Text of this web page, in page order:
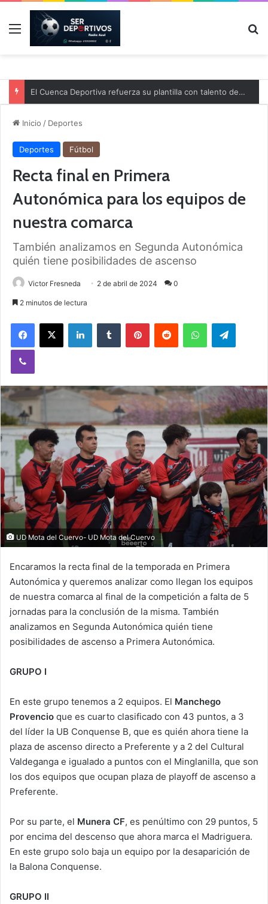
Menú
El Cuenca Deportiva refuerza su plantilla con talento de la comarca
Inicio / Deportes
Deportes Fútbol
Recta final en Primera
Autonómica para los equipos de
nuestra comarca
También analizamos en Segunda Autonómica
quién tiene posibilidades de ascenso
Victor Fresneda 2 de abril de 2024 0
2 minutos de lectura
UD Mota del Cuervo- UD Mota del Cuervo
Encaramos la recta final de la temporada en Primera
Autonómica y queremos analizar como llegan los equipos
de nuestra comarca al final de la competición a falta de 5
jornadas para la conclusión de la misma. También
analizamos en Segunda Autonómica quién tiene
posibilidades de ascenso a Primera Autonómica.
GRUPO I
En este grupo tenemos a 2 equipos. El Manchego
Provencio que es cuarto clasificado con 43 puntos, a 3
del líder la UB Conquense B, que es quién ahora tiene la
plaza de ascenso directo a Preferente y a 2 del Cultural
Valdeganga e igualado a puntos con el Minglanilla, que son
los dos equipos que ocupan plaza de playoff de ascenso a
Preferente.
Por su parte, el Munera CF, es penúltimo con 29 puntos, 5
por encima del descenso que ahora marca el Madriguera.
En este grupo solo baja un equipo por la desaparición de
la Balona Conquense.
GRUPO II